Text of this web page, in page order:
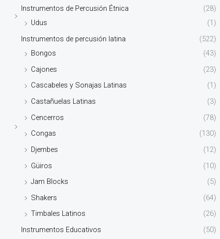
Instrumentos de Percusión Étnica
(28)
Udus
(1)
Instrumentos de percusión latina
(522)
Bongos
(43)
Cajones
(23)
Cascabeles y Sonajas Latinas
(1)
Castañuelas Latinas
(3)
Cencerros
(78)
Congas
(130)
Djembes
(12)
Güiros
(10)
Jam Blocks
(5)
Shakers
(64)
Timbales Latinos
(26)
Instrumentos Educativos
(50)